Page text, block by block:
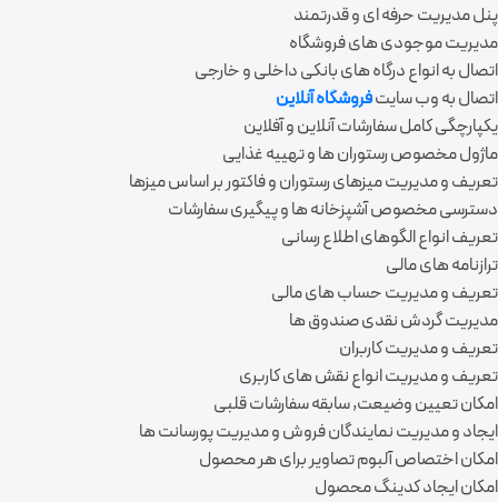
پنل مدیریت حرفه ای و قدرتمند
مدیریت موجودی های فروشگاه
اتصال به انواع درگاه های بانکی داخلی و خارجی
اتصال به وب سایتفروشگاه آنلاین
یکپارچگی کامل سفارشات آنلاین و آفلاین
ماژول مخصوص رستوران ها و تهییه غذایی
تعریف و مدیریت میزهای رستوران و فاکتور بر اساس میزها
دسترسی مخصوص آشپزخانه ها و پیگیری سفارشات
تعریف انواع الگوهای اطلاع رسانی
ترازنامه های مالی
تعریف و مدیریت حساب های مالی
مدیریت گردش نقدی صندوق ها
تعریف و مدیریت کاربران
تعریف و مدیریت انواع نقش های کاربری
امکان تعیین وضیعت, سابقه سفارشات قلبی
ایجاد و مدیریت نمایندگان فروش و مدیریت پورسانت ها
امکان اختصاص آلبوم تصاویر برای هر محصول
امکان ایجاد کدینگ محصول